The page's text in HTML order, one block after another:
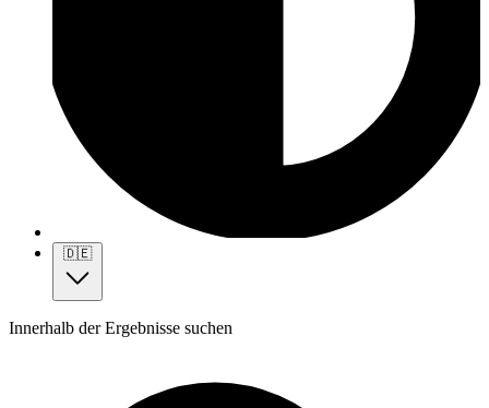
🇩🇪
Innerhalb der Ergebnisse suchen